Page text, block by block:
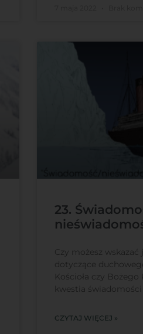
23.
Czy możesz wskazać
dotyczące
Kościoła czy Bożego
kwestia świadomości
CZYTAJ WIĘCEJ »